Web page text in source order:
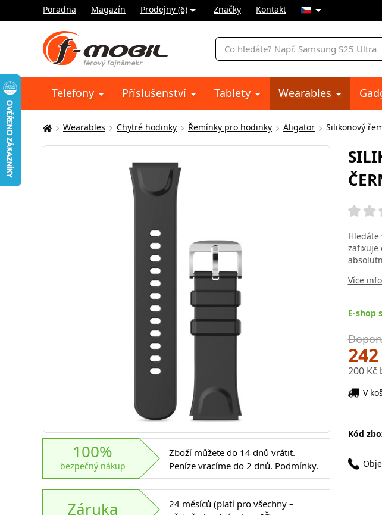
Poradna Magazín Prodejny (6) Značky Kontakt
Vyhledávání
Telefony Příslušenství Tablety Wearables
Zde
se
Wearables Chytré hodinky Řemínky pro hodinky Aligator Silikonový
100%
bezpečný nákup
Zboží můžete do 14 dnů vrátit.
Peníze vracíme do 2 dnů. Podmínky.
Záruka
24 měsíců (platí pro všechny –
Hledáte
zafixuje
Více
E-shop
200 Kč
V
Kód